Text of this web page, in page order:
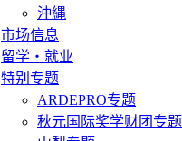
沖縄
市场信息
留学・就业
特别专题
ARDEPRO专题
秋元国际奖学财团专题